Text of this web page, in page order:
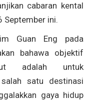
cabaran kental
September ini.
Guan Eng pada
bahawa objektif
adalah untuk
satu destinasi
gaya hidup